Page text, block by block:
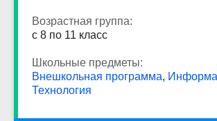
Возрастная группа:
с 8 по 11 класс
Школьные предметы:
Внешкольная программа,
Технология